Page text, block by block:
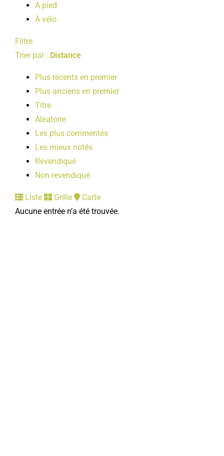
A pied
À vélo
Filtre
Trier par : Distance
Plus récents en premier
Plus anciens en premier
Titre
Aléatoire
Les plus commentés
Les mieux notés
Revendiqué
Non revendiqué
Liste Grille
Carte
Aucune entrée n’a été trouvée.